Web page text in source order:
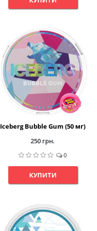
Iceberg Bubble Gum (50 мг)
250 грн.
0
КУПИТИ